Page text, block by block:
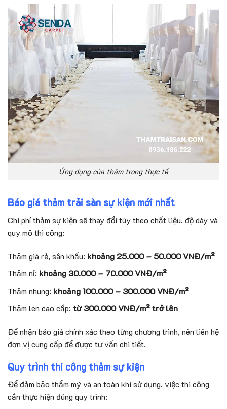
Ứng dụng của thảm trong thực tế
Báo giá thảm trải sàn sự kiện mới nhất
Chi phí thảm sự kiện sẽ thay đổi tùy theo chất liệu, độ dày và
quy mô thi công:
Thảm giá rẻ, sân khấu: khoảng 25.000 – 50.000 VNĐ/m²
Thảm nỉ: khoảng 30.000 – 70.000 VNĐ/m²
Thảm nhung: khoảng 100.000 – 300.000 VNĐ/m²
Thảm len cao cấp: từ 300.000 VNĐ/m² trở lên
Để nhận báo giá chính xác theo từng chương trình, nên liên hệ
đơn vị cung cấp để được tư vấn chi tiết.
Quy trình thi công thảm sự kiện
Để đảm bảo thẩm mỹ và an toàn khi sử dụng, việc thi công
cần thực hiện đúng quy trình: